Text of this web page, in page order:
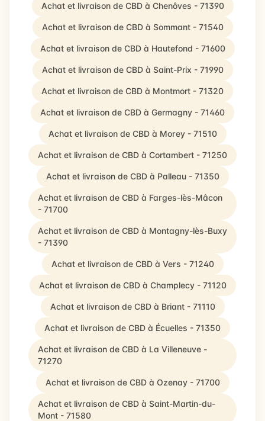
Achat et livraison de CBD à Chenôves - 71390
Achat et livraison de CBD à Sommant - 71540
Achat et livraison de CBD à Hautefond - 71600
Achat et livraison de CBD à Saint-Prix - 71990
Achat et livraison de CBD à Montmort - 71320
Achat et livraison de CBD à Germagny - 71460
Achat et livraison de CBD à Morey - 71510
Achat et livraison de CBD à Cortambert - 71250
Achat et livraison de CBD à Palleau - 71350
Achat et livraison de CBD à Farges-lès-Mâcon
- 71700
Achat et livraison de CBD à Montagny-lès-Buxy
- 71390
Achat et livraison de CBD à Vers - 71240
Achat et livraison de CBD à Champlecy - 71120
Achat et livraison de CBD à Briant - 71110
Achat et livraison de CBD à Écuelles - 71350
Achat et livraison de CBD à La Villeneuve -
71270
Achat et livraison de CBD à Ozenay - 71700
Achat et livraison de CBD à Saint-Martin-du-
Mont - 71580